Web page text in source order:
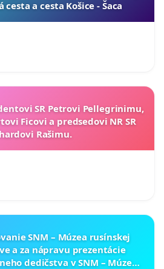
cesta a cesta Košice - Šaca
SR Petrovi Pellegrinimu,
Ficovi a predsedovi NR SR
Rašimu.
SNM – Múzea rusínskej
a za nápravu prezentácie
dedičstva v SNM – Múzeu